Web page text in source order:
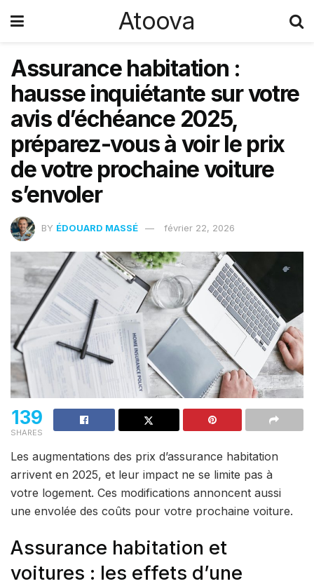
Atoova
Assurance habitation :
hausse inquiétante sur votre
avis d’échéance 2025,
préparez-vous à voir le prix
de votre prochaine voiture
s’envoler
BY ÉDOUARD MASSÉ février 22, 2026
139
SHARES
Les augmentations des prix d’assurance habitation
arrivent en 2025, et leur impact ne se limite pas à
votre logement. Ces modifications annoncent aussi
une envolée des coûts pour votre prochaine voiture.
Assurance habitation et
voitures : les effets d’une